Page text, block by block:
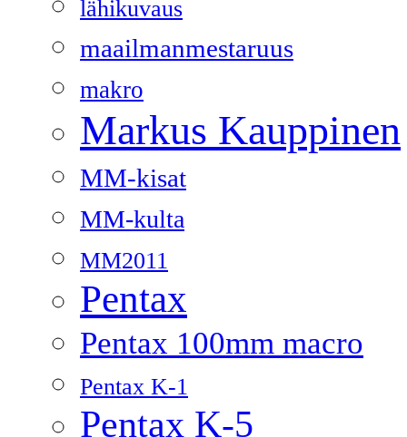
lähikuvaus
maailmanmestaruus
makro
Markus Kauppinen
MM-kisat
MM-kulta
MM2011
Pentax
Pentax 100mm macro
Pentax K-1
Pentax K-5